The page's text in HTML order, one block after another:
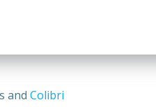
and Colibri